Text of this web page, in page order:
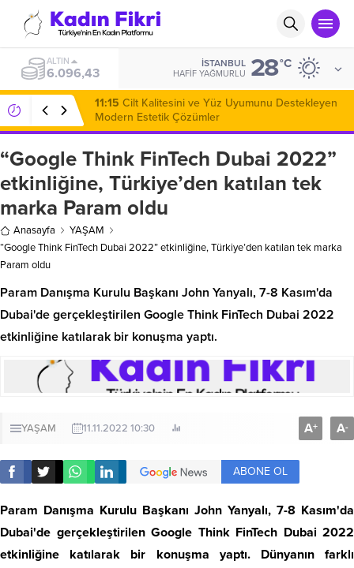
ALTIN
6.096,43
İSTANBUL
HAFIF YAĞMURLU 28°C
11:15 Cilt Kalitesini ve Yüz Uyumunu Destekleyen
Modern Estetik Çözümler
“Google Think FinTech Dubai 2022”
etkinliğine, Türkiye’den katılan tek
marka Param oldu
Anasayfa
YAŞAM
“Google Think FinTech Dubai 2022” etkinliğine, Türkiye’den katılan tek marka
Param oldu
Param Danışma Kurulu Başkanı John Yanyalı, 7-8 Kasım'da
Dubai'de gerçekleştirilen Google Think FinTech Dubai 2022
etkinliğine katılarak bir konuşma yaptı.
YAŞAM 11.11.2022 10:30 A+ A-
ABONE OL
Param Danışma Kurulu Başkanı John Yanyalı, 7-8 Kasım'da
Dubai'de gerçekleştirilen Google Think FinTech Dubai 2022
etkinliğine katılarak bir konuşma yaptı. Dünyanın farklı